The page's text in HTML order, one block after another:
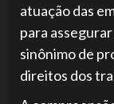
atuação das
para
sinônimo de
direitos dos